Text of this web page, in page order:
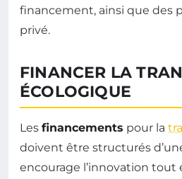
financement, ainsi que des
privé.
FINANCER LA
ÉCOLOGIQUE
Les financements pour la
doivent être structurés
encourage l’innovation tout